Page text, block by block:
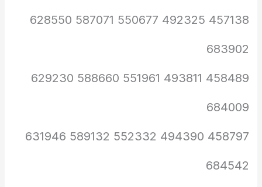
457138 492325 550677 587071 628550
683902
458489 493811 551961 588660 629230
684009
458797 494390 552332 589132 631946
684542